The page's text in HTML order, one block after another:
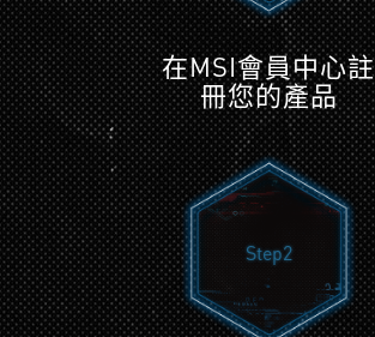
在MSI會員中心註
冊您的產品
Step2